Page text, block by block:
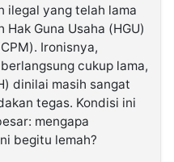
ilegal yang telah lama
Guna Usaha (HGU)
Ironisnya,
cukup lama,
dinilai masih sangat
tegas. Kondisi ini
mengapa
begitu lemah?